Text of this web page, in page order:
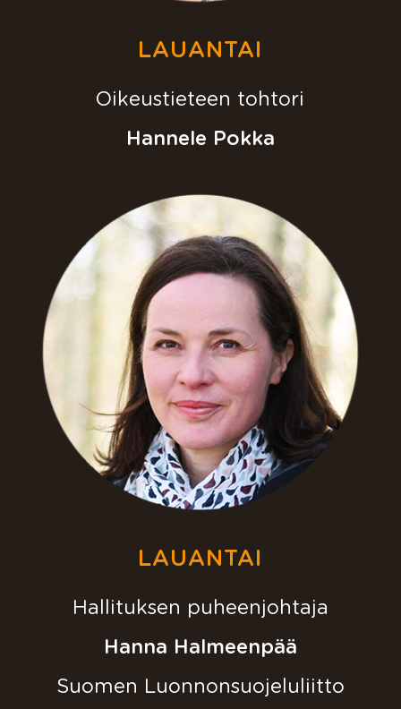
LAUANTAI
Oikeustieteen tohtori
Hannele Pokka
LAUANTAI
Hallituksen puheenjohtaja
Hanna Halmeenpää
Suomen Luonnonsuojeluliitto